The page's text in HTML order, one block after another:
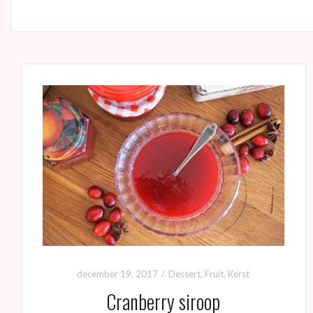
december 19, 2017 Dessert, Fruit, Kerst
Cranberry siroop